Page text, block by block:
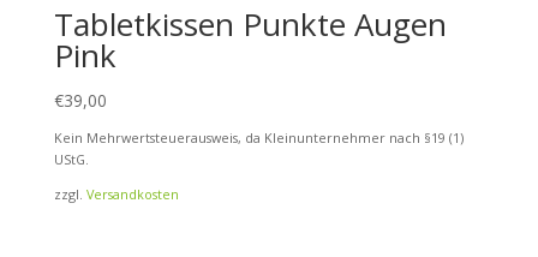
Tabletkissen Punkte Augen
Pink
€39,00
Kein Mehrwertsteuerausweis, da Kleinunternehmer nach §19 (1)
UStG.
zzgl. Versandkosten